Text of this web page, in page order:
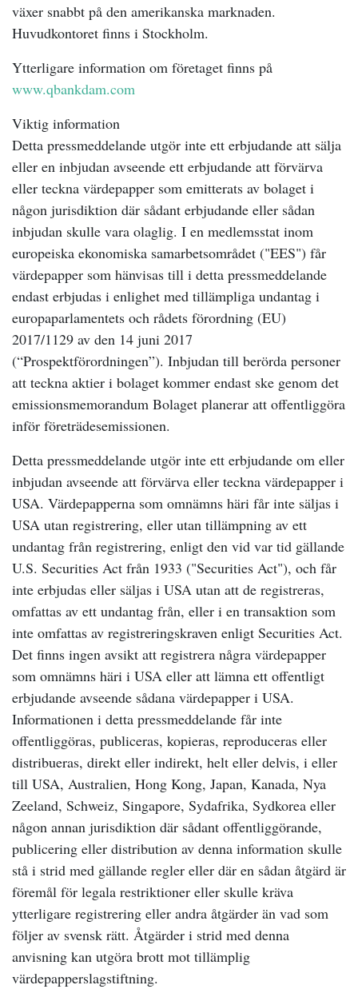
växer snabbt på den amerikanska marknaden.
Huvudkontoret finns i Stockholm.
Ytterligare information om företaget finns på
www.qbankdam.com
Viktig information
Detta pressmeddelande utgör inte ett erbjudande att sälja
eller en inbjudan avseende ett erbjudande att förvärva
eller teckna värdepapper som emitterats av bolaget i
någon jurisdiktion där sådant erbjudande eller sådan
inbjudan skulle vara olaglig. I en medlemsstat inom
europeiska ekonomiska samarbetsområdet ("EES") får
värdepapper som hänvisas till i detta pressmeddelande
endast erbjudas i enlighet med tillämpliga undantag i
europaparlamentets och rådets förordning (EU)
2017/1129 av den 14 juni 2017
(“Prospektförordningen”). Inbjudan till berörda personer
att teckna aktier i bolaget kommer endast ske genom det
emissionsmemorandum Bolaget planerar att offentliggöra
inför företrädesemissionen.
Detta pressmeddelande utgör inte ett erbjudande om eller
inbjudan avseende att förvärva eller teckna värdepapper i
USA. Värdepapperna som omnämns häri får inte säljas i
USA utan registrering, eller utan tillämpning av ett
undantag från registrering, enligt den vid var tid gällande
U.S. Securities Act från 1933 ("Securities Act"), och får
inte erbjudas eller säljas i USA utan att de registreras,
omfattas av ett undantag från, eller i en transaktion som
inte omfattas av registreringskraven enligt Securities Act.
Det finns ingen avsikt att registrera några värdepapper
som omnämns häri i USA eller att lämna ett offentligt
erbjudande avseende sådana värdepapper i USA.
Informationen i detta pressmeddelande får inte
offentliggöras, publiceras, kopieras, reproduceras eller
distribueras, direkt eller indirekt, helt eller delvis, i eller
till USA, Australien, Hong Kong, Japan, Kanada, Nya
Zeeland, Schweiz, Singapore, Sydafrika, Sydkorea eller
någon annan jurisdiktion där sådant offentliggörande,
publicering eller distribution av denna information skulle
stå i strid med gällande regler eller där en sådan åtgärd är
föremål för legala restriktioner eller skulle kräva
ytterligare registrering eller andra åtgärder än vad som
följer av svensk rätt. Åtgärder i strid med denna
anvisning kan utgöra brott mot tillämplig
värdepapperslagstiftning.